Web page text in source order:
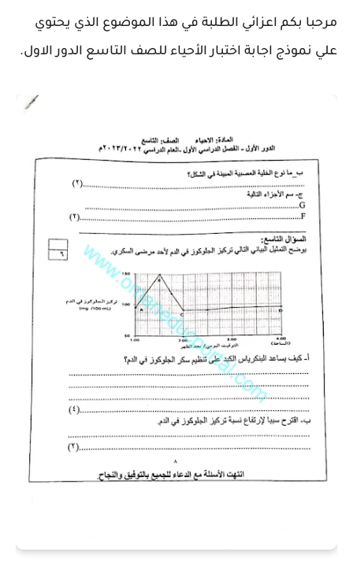
مرحبا بكم اعزائي الطلبة في هذا الموضوع الذي يحتوي
علي نموذج اجابة اختبار الأحياء للصف التاسع الدور الاول.